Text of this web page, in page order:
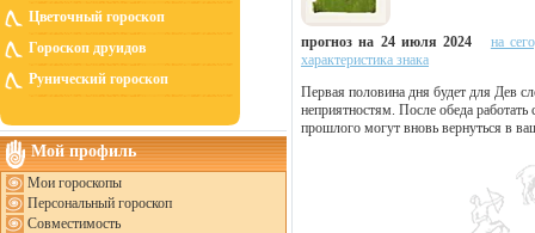
Цветочный гороскоп
Гороскоп друидов
Рунический гороскоп
Мой профиль
Мои гороскопы
Персональный гороскоп
Совместимость
прогноз на 24 июля 2024
на
характеристика знака
Первая половина дня будет для Дев
неприятностям. После обеда
прошлого могут вновь вернуться в